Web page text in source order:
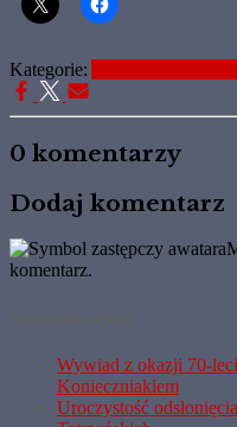
Kategorie:
0 komentarzy
Dodaj komentarz
komentarz.
Wywiad z okazji 70-
Konieczniakiem
Uroczystość